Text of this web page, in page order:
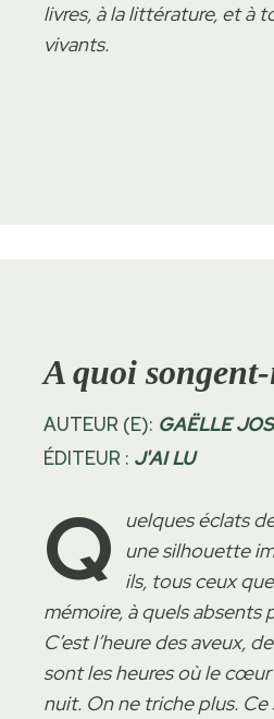
livres, à la littérature, et à
vivants.
A quoi
AUTEUR (E): GAËLLE
ÉDITEUR : J'AI LU
Q
uelques éclats
une silhouette
ils, tous ceux
mémoire, à quels absents
C’est l’heure des aveux,
sont les heures où le cœur
nuit. On ne triche plus.